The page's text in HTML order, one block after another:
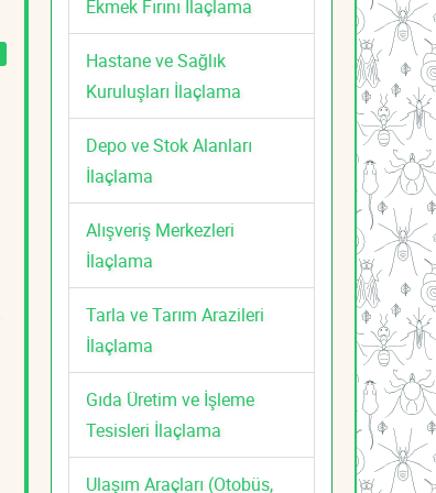
Ekmek Fırını İlaçlama
Hastane ve Sağlık
Kuruluşları İlaçlama
Depo ve Stok Alanları
İlaçlama
Alışveriş Merkezleri
İlaçlama
Tarla ve Tarım Arazileri
İlaçlama
Gıda Üretim ve İşleme
Tesisleri İlaçlama
Ulaşım Araçları (Otobüs,